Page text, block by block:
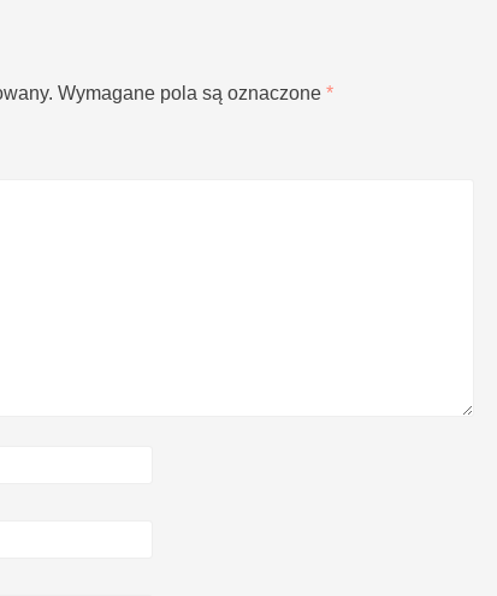
Wymagane pola są oznaczone *